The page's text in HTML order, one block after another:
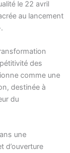
le 22 avril
au lancement
des
comme une
destinée à
du
une
d’ouverture